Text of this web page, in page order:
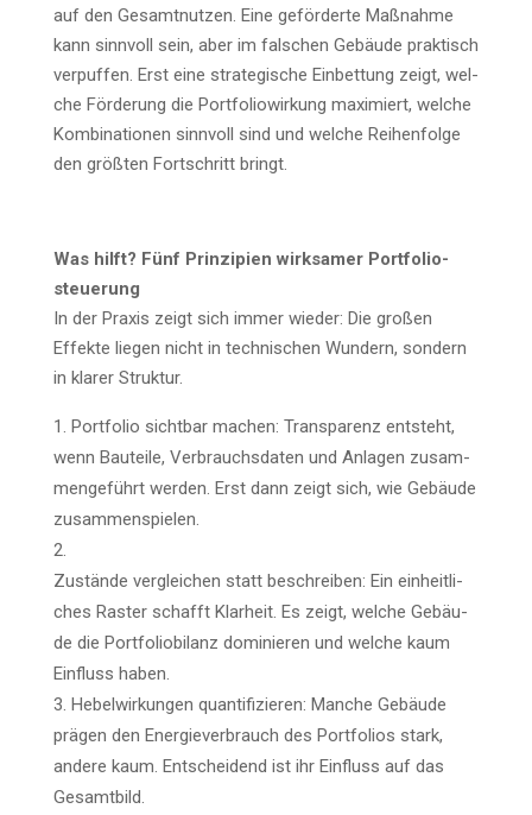
auf den Gesamt­nut­zen. Eine geför­der­te Maß­nah­me
kann sinn­voll sein, aber im fal­schen Gebäu­de prak­tisch
ver­puf­fen. Erst eine stra­te­gi­sche Ein­bet­tung zeigt, wel­
che För­de­rung die Port­fo­lio­wir­kung maxi­miert, wel­che
Kom­bi­na­tio­nen sinn­voll sind und wel­che Rei­hen­fol­ge
den größ­ten Fort­schritt bringt.
Was hilft? Fünf Prin­zi­pi­en wirk­sa­mer Port­fo­lio­
steue­rung
In der Pra­xis zeigt sich immer wie­der: Die gro­ßen
Effek­te lie­gen nicht in tech­ni­schen Wun­dern, son­dern
in kla­rer Struktur.
Port­fo­lio sicht­bar machen: Trans­pa­renz ent­steht,
wenn Bau­tei­le, Ver­brauchs­da­ten und Anla­gen zusam­
men­ge­führt wer­den. Erst dann zeigt sich, wie Gebäu­de
zusammenspielen.
Zustän­de ver­glei­chen statt beschrei­ben: Ein ein­heit­li­
ches Ras­ter schafft Klar­heit. Es zeigt, wel­che Gebäu­
de die Port­fo­lio­bi­lanz domi­nie­ren und wel­che kaum
Ein­fluss haben.
Hebel­wir­kun­gen quan­ti­fi­zie­ren: Man­che Gebäu­de
prä­gen den Ener­gie­ver­brauch des Port­fo­li­os stark,
ande­re kaum. Ent­schei­dend ist ihr Ein­fluss auf das
Gesamtbild.